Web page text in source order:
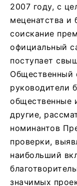
2007 году, с
меценатства и
соискание
официальный
поступает
Общественный
руководители
общественные
другие,
номинантов
проверки,
наибольший
значимых